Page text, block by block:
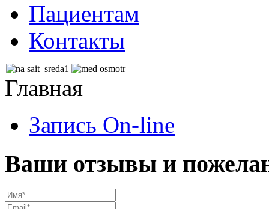
Пациентам
Контакты
Главная
Запись On-line
Ваши отзывы и